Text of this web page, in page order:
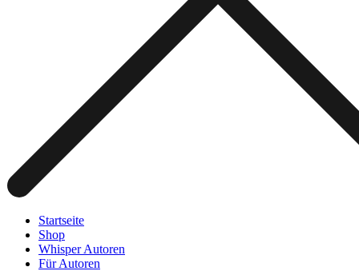
Startseite
Shop
Whisper Autoren
Für Autoren